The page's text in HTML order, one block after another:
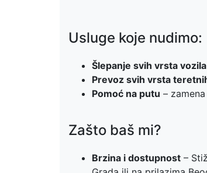
Usluge koje nudimo:
Šlepanje svih vrsta vozila
Prevoz svih vrsta
Pomoć na putu –
Zašto baš mi?
Brzina i dostupnost –